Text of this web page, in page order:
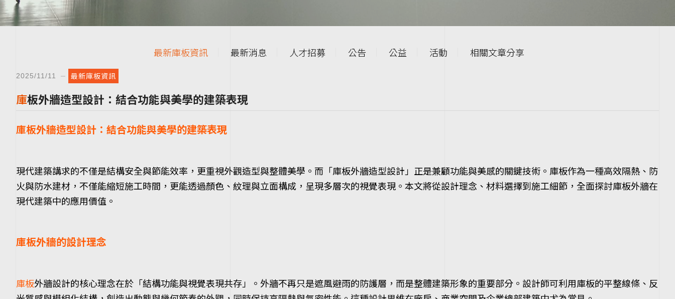
最新庫板資訊 最新消息 人才招募 公告 公益 活動 相關文章分享
2025/11/11 最新庫板資訊
庫板外牆造型設計：結合功能與美學的建築表現
庫板外牆造型設計：結合功能與美學的建築表現
現代建築講求的不僅是結構安全與節能效率，更重視外觀造型與整體美學。而「庫板外牆造型設計」正是兼顧功能與美感的關鍵技術。庫板作為一種高效隔熱、防
火與防水建材，不僅能縮短施工時間，更能透過顏色、紋理與立面構成，呈現多層次的視覺表現。本文將從設計理念、材料選擇到施工細節，全面探討庫板外牆在
現代建築中的應用價值。
庫板外牆的設計理念
庫板外牆設計的核心理念在於「結構功能與視覺表現共存」。外牆不再只是遮風避雨的防護層，而是整體建築形象的重要部分。設計師可利用庫板的平整線條、反